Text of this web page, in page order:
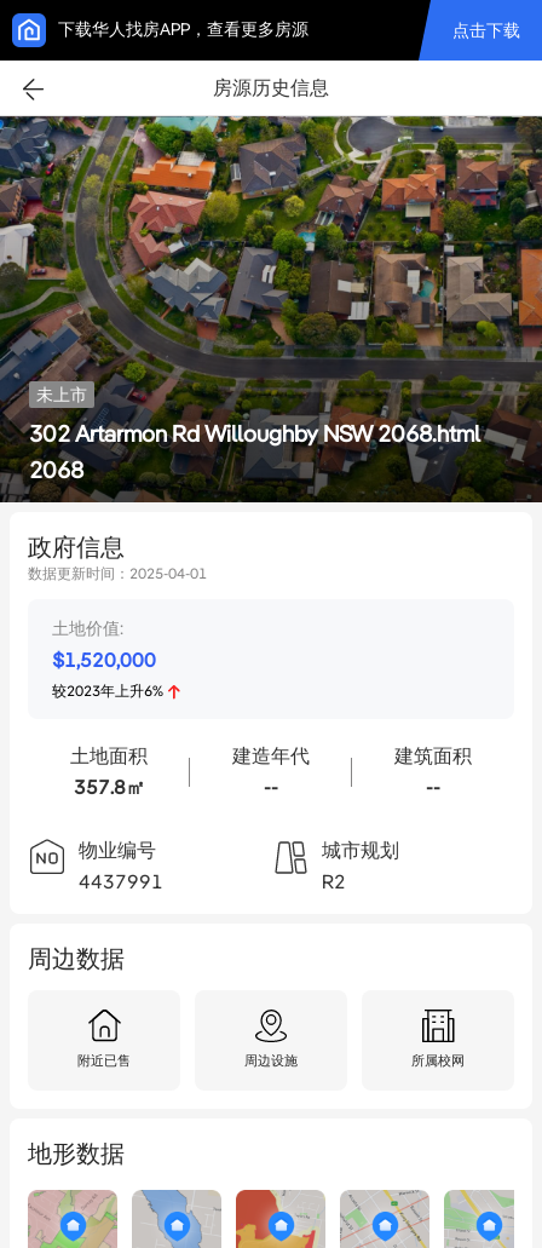
下载华人找房APP，查看更多房源 点击下载
房源历史信息
未上市
302 Artarmon Rd Willoughby NSW 2068.html
2068
政府信息
数据更新时间： 2025-04-01
土地价值:
$1,520,000
较2023年上升6%
土地面积
357.8㎡
建造年代
--
建筑面积
--
物业编号
4437991
城市规划
R2
周边数据
附近已售 周边设施 所属校网
地形数据